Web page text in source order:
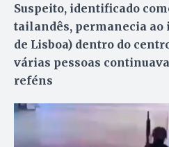
Suspeito, identificado
tailandês, permanecia ao
de Lisboa) dentro do
várias pessoas
reféns